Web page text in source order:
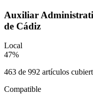
Auxiliar
de Cádiz
Local
47%
463 de 992 artículos
Compatible